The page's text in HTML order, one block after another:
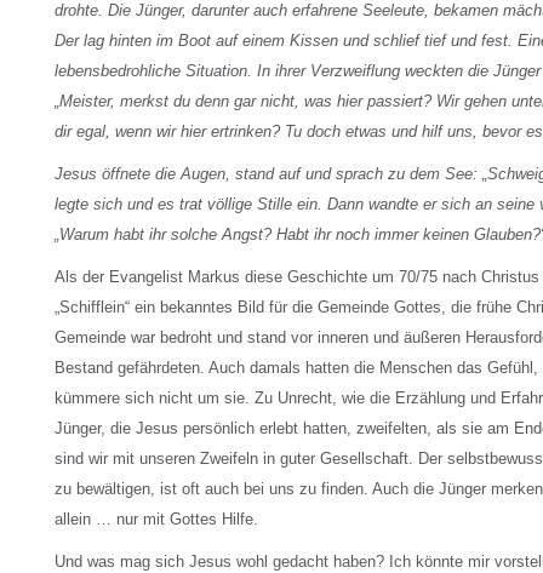
drohte. Die Jünger, darunter auch erfahrene Seeleute, bekamen
Der lag hinten im Boot auf einem Kissen und schlief tief und fest.
lebensbedrohliche Situation. In ihrer Verzweiflung weckten die
„Meister, merkst du denn gar nicht, was hier passiert? Wir gehen
dir egal, wenn wir hier ertrinken? Tu doch etwas und hilf uns, bevor
Jesus öffnete die Augen, stand auf und sprach zu dem See:
legte sich und es trat völlige Stille ein. Dann wandte er sich an seine
„Warum habt ihr solche Angst? Habt ihr noch immer keinen
Als der Evangelist Markus diese Geschichte um 70/75 nach
„Schifflein“ ein bekanntes Bild für die Gemeinde Gottes, die frühe
Gemeinde war bedroht und stand vor inneren und äußeren
Bestand gefährdeten. Auch damals hatten die Menschen das
kümmere sich nicht um sie. Zu Unrecht, wie die Erzählung und
Jünger, die Jesus persönlich erlebt hatten, zweifelten, als sie am
sind wir mit unseren Zweifeln in guter Gesellschaft. Der
zu bewältigen, ist oft auch bei uns zu finden. Auch die Jünger
allein … nur mit Gottes Hilfe.
Und was mag sich Jesus wohl gedacht haben? Ich könnte mir